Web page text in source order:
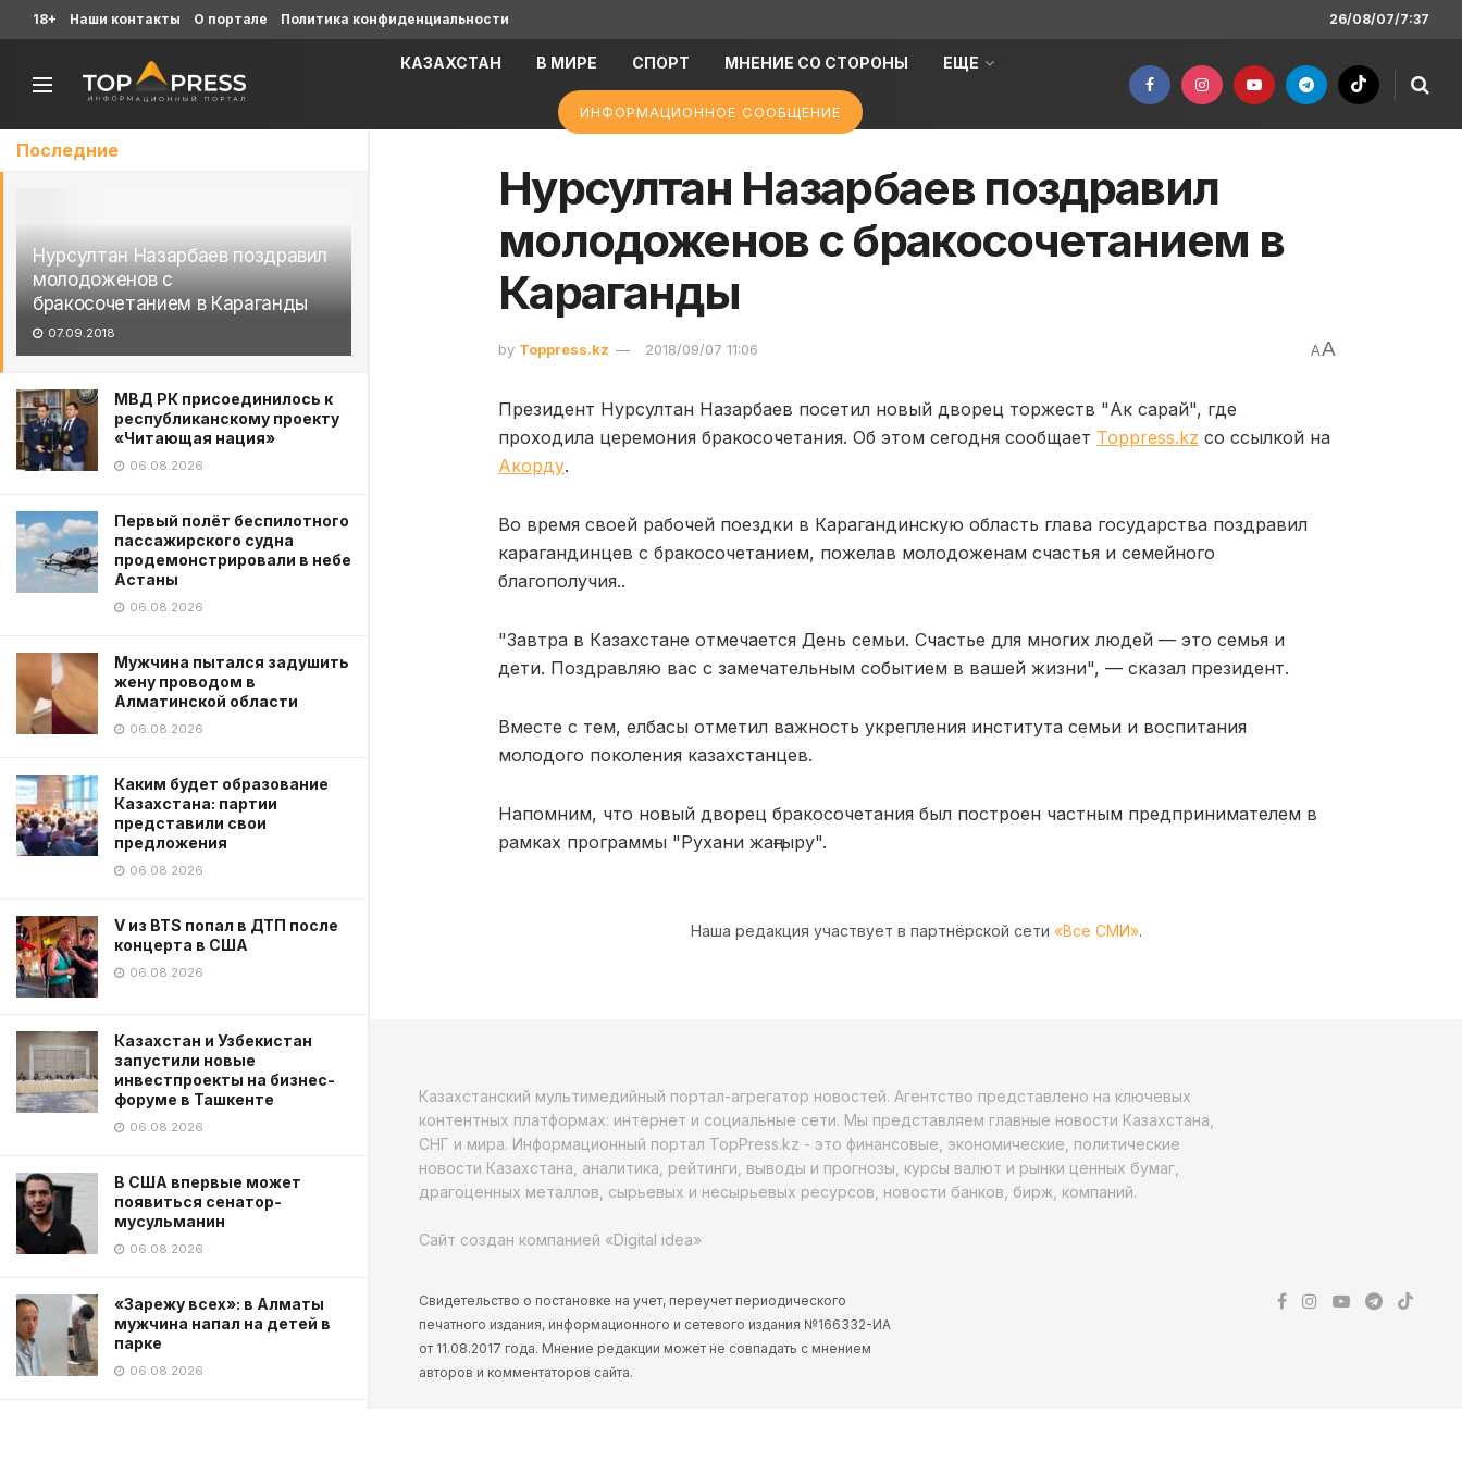
Последние
Нурсултан Назарбаев поздравил
молодоженов с
бракосочетанием в Караганды
07.09.2018
МВД РК присоединилось к
республиканскому проекту
«Читающая нация»
06.08.2026
Первый полёт беспилотного
пассажирского судна
продемонстрировали в небе
Астаны
06.08.2026
Мужчина пытался задушить
жену проводом в
Алматинской области
06.08.2026
Каким будет образование
Казахстана: партии
представили свои
предложения
06.08.2026
V из BTS попал в ДТП после
концерта в США
06.08.2026
Казахстан и Узбекистан
запустили новые
инвестпроекты на бизнес-
форуме в Ташкенте
06.08.2026
В США впервые может
появиться сенатор-
мусульманин
06.08.2026
«Зарежу всех»: в Алматы
мужчина напал на детей в
парке
06.08.2026
18+ Наши контакты О портале Политика конфиденциальности 26/08/07/7:37
КАЗАХСТАН В МИРЕ СПОРТ МНЕНИЕ СО СТОРОНЫ ЕЩЕ
ИНФОРМАЦИОННОЕ СООБЩЕНИЕ
Нурсултан Назарбаев поздравил
молодоженов с бракосочетанием в
Караганды
by Toppress.kz 2018/09/07 11:06 AA
Президент Нурсултан Назарбаев посетил новый дворец торжеств "Ак сарай", где
проходила церемония бракосочетания. Об этом сегодня сообщает Toppress.kz со ссылкой на
Акорду.
Во время своей рабочей поездки в Карагандинскую область глава государства поздравил
карагандинцев с бракосочетанием, пожелав молодоженам счастья и семейного
благополучия..
"Завтра в Казахстане отмечается День семьи. Счастье для многих людей — это семья и
дети. Поздравляю вас с замечательным событием в вашей жизни", — сказал президент.
Вместе с тем, елбасы отметил важность укрепления института семьи и воспитания
молодого поколения казахстанцев.
Напомним, что новый дворец бракосочетания был построен частным предпринимателем в
рамках программы "Рухани жаңғыру".
Наша редакция участвует в партнёрской сети «Все СМИ».
Казахстанский мультимедийный портал-агрегатор новостей. Агентство представлено на ключевых
контентных платформах: интернет и социальные сети. Мы представляем главные новости Казахстана,
СНГ и мира. Информационный портал TopPress.kz - это финансовые, экономические, политические
новости Казахстана, аналитика, рейтинги, выводы и прогнозы, курсы валют и рынки ценных бумаг,
драгоценных металлов, сырьевых и несырьевых ресурсов, новости банков, бирж, компаний.
Сайт создан компанией «Digital idea»
Свидетельство о постановке на учет, переучет периодического
печатного издания, информационного и сетевого издания №166332-ИА
от 11.08.2017 года. Мнение редакции может не совпадать с мнением
авторов и комментаторов сайта.